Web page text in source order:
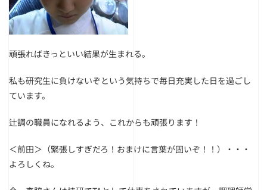
頑張ればきっといい結果が生まれる。
私も研究生に負けないぞという気持ちで毎日充実した日を過ごし
ています。
辻調の職員になれるよう、これからも頑張ります！
＜前田＞（緊張しすぎだろ！おまけに言葉が固いぞ！！）・・・
よろしくね。